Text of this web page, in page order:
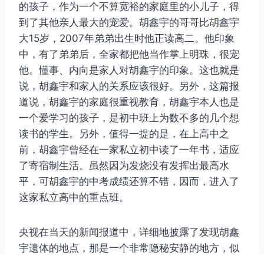
的孩子，作为一个不算宽裕的家庭里的小儿子，得
到了其他亲人最大的宠爱。胡鑫宇的哥哥比胡鑫宇
大15岁，2007年弟弟出生时他正读高二。他印象
中，有了弟弟后，全家都把他当作掌上明珠，很宠
他。懂事、内向是家人对胡鑫宇的印象。这也就是
说，胡鑫宇和家人的关系应该很好。另外，这篇报
道说，胡鑫宇的家庭很重视教育，胡鑫宇本人也是
一个爱学习的孩子，是初中班上为数不多的几个想
读书的学生。另外，值得一提的是，在上高中之
前，胡鑫宇曾经在一家私立初中读了一年书，适应
了寄宿制生活。虽然因为发烧没有发挥出最高水
平，可胡鑫宇的中考成绩还算不错，因而，进入了
这家私立高中的重点班。
央视在当天的新闻报道中，详细地披露了发现胡鑫
宇遗体的地点，那是一个非常隐秘安静的地方，似